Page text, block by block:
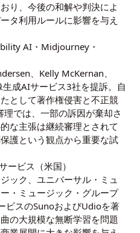
り、今後の和解や判決によ
タ利用ルールに影響を与え
AI・Midjourney・
、Kelly McKernan、
成AIサービス3社を提訴。自
として著作権侵害と不正競
では、一部の訴因が棄却さ
な主張は継続審理とされて
護という観点から重要な試
ービス（米国）
ック、ユニバーサル・ミュ
・ミュージック・グループ
ビスのSunoおよびUdioを著
の大規模な無断学習を問題